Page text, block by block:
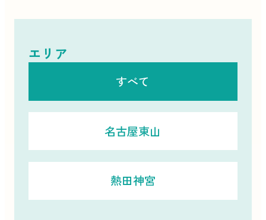
エリア
すべて
名古屋東山
熱田神宮